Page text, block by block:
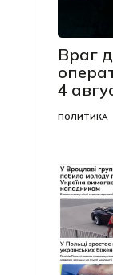
Враг
4
ПОЛИТИКА
Дата